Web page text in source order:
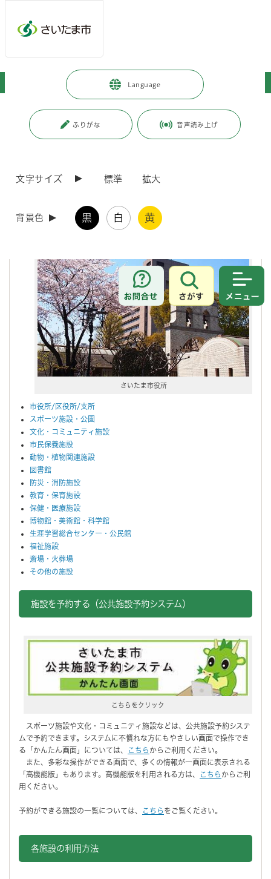
Language
ふりがな 音声読み上げ
文字サイズ 標準 拡大
背景色 黒 白 黄
お問合せ
さがす
施設を探す・予約する
施設を探す・予約する
さいたま市役所
市役所/区役所/支所
スポーツ施設・公園
文化・コミュニティ施設
市民保養施設
動物・植物関連施設
図書館
防災・消防施設
教育・保育施設
保健・医療施設
博物館・美術館・科学館
生涯学習総合センター・公民館
福祉施設
斎場・火葬場
その他の施設
施設を予約する（公共施設予約システム）
こちらをクリック
スポーツ施設や文化・コミュニティ施設などは、公共施設予約システ
ムで予約できます。システムに不慣れな方にもやさしい画面で操作でき
る「かんたん画面」については、
こちら からご利用ください。
また、多彩な操作ができる画面で、多くの情報が一画面に表示される
「高機能版」もあります。高機能版を利用される方は、
こちら からご利
用ください。
予約ができる施設の一覧については、 こちら をご覧ください。
各施設の利用方法